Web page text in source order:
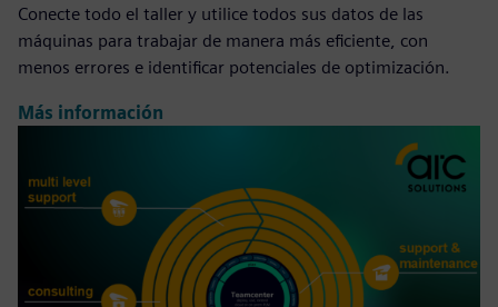
Conecte todo el taller y utilice todos sus datos de las
máquinas para trabajar de manera más eficiente, con
menos errores e identificar potenciales de optimización.
Más información